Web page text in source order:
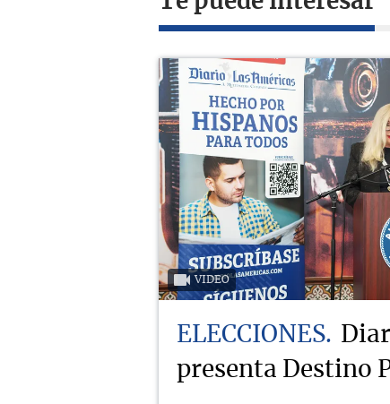
VIDEO
ELECCIONES
presenta Destino